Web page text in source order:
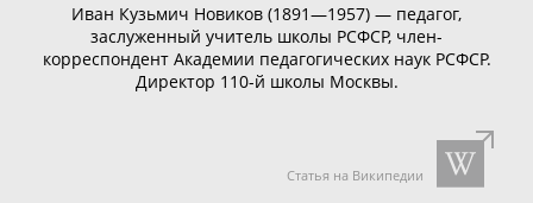
Иван Кузьмич Новиков (1891—1957) — педагог,
заслуженный учитель школы РСФСР, член-
корреспондентАкадемии педагогических наук РСФСР.
Директор 110-й школы Москвы.
Статья на Википедии